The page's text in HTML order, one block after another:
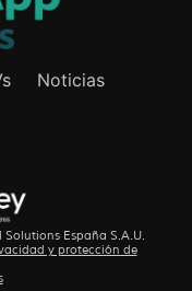
Noticias
España S.A.U.
y protección de